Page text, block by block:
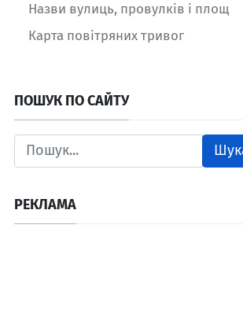
Назви вулиць, провулків і площ
Карта повітряних тривог
ПОШУК ПО САЙТУ
РЕКЛАМА